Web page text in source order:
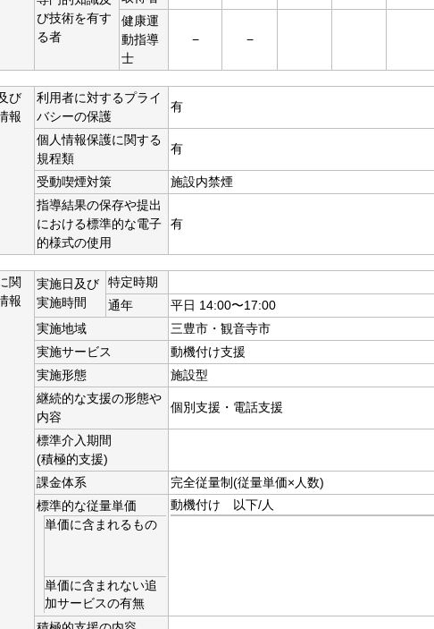
び技術を有す
る者
健康運
動指導
士
− −
び
報
利用者に対するプライ
バシーの保護
有
個人情報保護に関する
規程類
有
受動喫煙対策
施設内禁煙
指導結果の保存や提出
における標準的な電子
的様式の使用
有
関
報
実施日及び
実施時間
特定時期
通年
平日 14:00〜17:00
実施地域
三豊市・観音寺市
実施サービス
動機付け支援
実施形態
施設型
継続的な支援の形態や
内容
個別支援・電話支援
標準介入期間
(積極的支援)
課金体系
完全従量制(従量単価×人数)
標準的な従量単価
単価に含まれるもの
単価に含まれない追
加サービスの有無
動機付け 以下/人